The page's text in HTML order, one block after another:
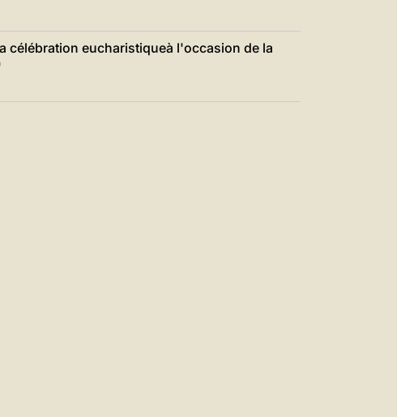
LATINE
célébration eucharistiqueà l'occasion de la